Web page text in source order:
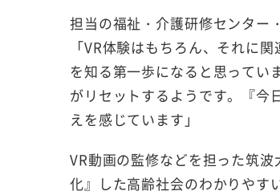
担当の福祉・介護研修センター
「VR体験はもちろん、それに
を知る第一歩になると思ってい
がリセットするようです。『今
えを感じています」
VR動画の監修などを担った筑
化』した高齢社会のわかりやす